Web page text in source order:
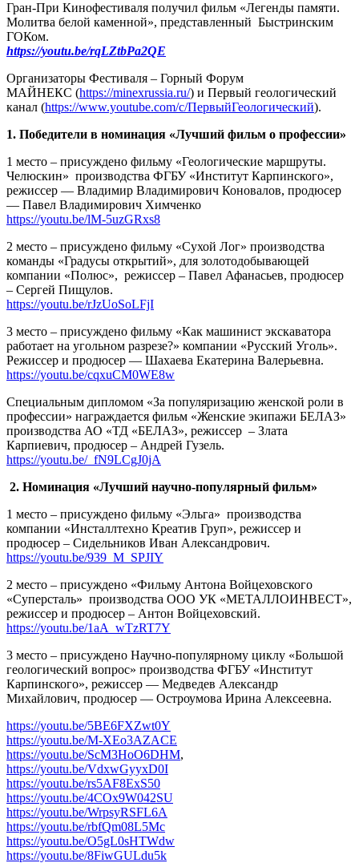
Гран-При Кинофестиваля получил фильм «Легенды памяти.
Молитва белой каменной», представленный Быстринским
ГОКом.
https://youtu.be/rqLZtbPa2QE
Организаторы Фестиваля – Горный Форум
МАЙНЕКС (https://minexrussia.ru/) и Первый геологический
канал (https://www.youtube.com/c/ПервыйГеологический).
1. Победители в номинация «Лучший фильм о профессии»
1 место – присуждено фильму «Геологические маршруты.
Челюскин» производства ФГБУ «Институт Карпинского»,
режиссер — Владимир Владимирович Коновалов, продюсер
— Павел Владимирович Химченко
https://youtu.be/lM-5uzGRxs8
2 место – присуждено фильму «Сухой Лог» производства
команды «Градусы открытий», для золотодобывающей
компании «Полюс», режиссер – Павел Афанасьев, продюсер
– Сергей Пищулов.
https://youtu.be/rJzUoSoLFjI
3 место – присуждено фильму «Как машинист экскаватора
работает на угольном разрезе?» компании «Русский Уголь».
Режиcсер и продюсер — Шахаева Екатерина Валерьевна.
https://youtu.be/cqxuCM0WE8w
Специальным дипломом «За популяризацию женской роли в
профессии» награждается фильм «Женские экипажи БЕЛАЗ»
производства АО «ТД «БЕЛАЗ», режиссер – Злата
Карпиевич, продюсер – Андрей Гузель.
https://youtu.be/_fN9LCgJ0jA
2. Номинация «Лучший научно-популярный фильм»
1 место – присуждено фильму «Эльга» производства
компании «Инсталлтехно Креатив Груп», режиссер и
продюсер – Сидельников Иван Александрович.
https://youtu.be/939_M_SPJIY
2 место – присуждено «Фильму Антона Войцеховского
«Суперсталь» производства ООО УК «МЕТАЛЛОИНВЕСТ»,
режиссер и продюсер – Антон Войцеховский.
https://youtu.be/1aA_wTzRT7Y
3 место – присуждено Научно-популярному циклу «Большой
геологический вопрос» производства ФГБУ «Институт
Карпинского», режиссер — Медведев Александр
Михайлович, продюсер — Остроумова Ирина Алексеевна.
https://youtu.be/5BE6FXZwt0Y
https://youtu.be/M-XEo3AZACE
https://youtu.be/ScM3HoO6DHM,
https://youtu.be/VdxwGyyxD0I
https://youtu.be/rs5AF8ExS50
https://youtu.be/4COx9W042SU
https://youtu.be/WrpsyRSFL6A
https://youtu.be/rbfQm08L5Mc
https://youtu.be/O5gL0sHTWdw
https://youtu.be/8FiwGULdu5k